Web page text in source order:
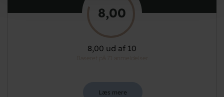
8,00
8,00 ud af 10
Baseret på 71 anmeldelser
Læs mere